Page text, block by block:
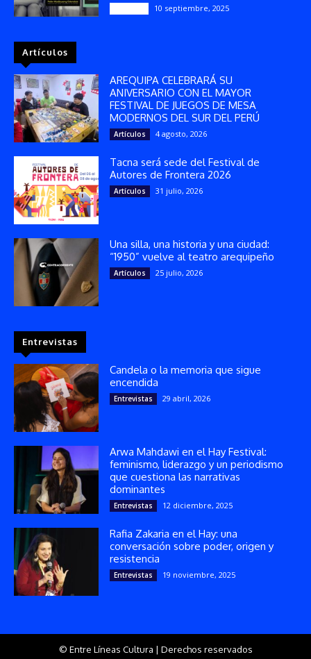
10 septiembre, 2025
Artículos
AREQUIPA CELEBRARÁ SU
ANIVERSARIO CON EL MAYOR
FESTIVAL DE JUEGOS DE MESA
MODERNOS DEL SUR DEL PERÚ
Artículos 4 agosto, 2026
Tacna será sede del Festival de
Autores de Frontera 2026
Artículos 31 julio, 2026
Una silla, una historia y una ciudad:
“1950” vuelve al teatro arequipeño
Artículos 25 julio, 2026
Entrevistas
Candela o la memoria que sigue
encendida
Entrevistas 29 abril, 2026
Arwa Mahdawi en el Hay Festival:
feminismo, liderazgo y un periodismo
que cuestiona las narrativas
dominantes
Entrevistas 12 diciembre, 2025
Rafia Zakaria en el Hay: una
conversación sobre poder, origen y
resistencia
Entrevistas 19 noviembre, 2025
© Entre Líneas Cultura | Derechos reservados